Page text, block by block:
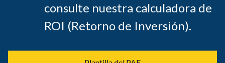
consulte nuestra calculadora de
ROI (Retorno de Inversión).